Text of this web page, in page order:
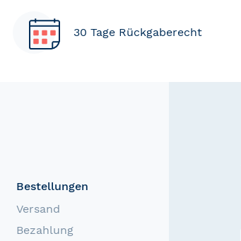
30 Tage Rückgaberecht
Bestellungen
Versand
Bezahlung